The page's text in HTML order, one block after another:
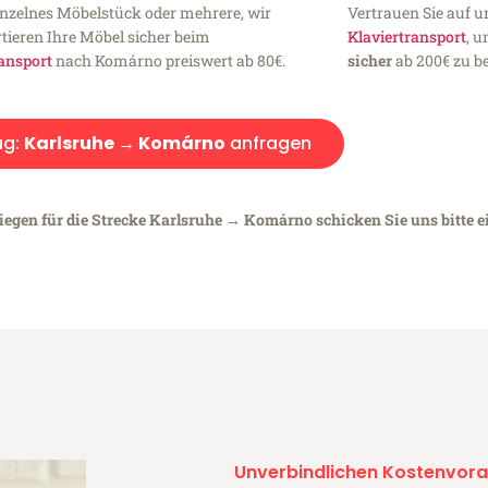
Möbelstück oder mehrere, wir
Ihre Möbel sicher beim
nach Komárno preiswert ab 80€.
Vertrauen Sie auf
Klaviertransport,
sicherab 200€ zu
Karlsruhe → Komárno anfragen
für die Strecke Karlsruhe → Komárno schicken Sie uns bitte
Unverbindlichen